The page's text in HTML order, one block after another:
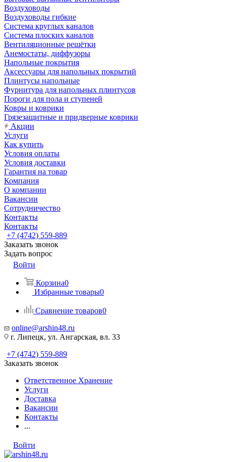
Воздуховоды
Воздуховоды гибкие
Система круглых каналов
Система плоских каналов
Вентиляционные решётки
Анемостаты, диффузоры
Напольные покрытия
Аксессуары для напольных покрытий
Плинтусы напольные
Фурнитура для напольных плинтусов
Пороги для пола и ступеней
Ковры и коврики
Грязезащитные и придверные коврики
Акции
Услуги
Как купить
Условия оплаты
Условия доставки
Гарантия на товар
Компания
О компании
Вакансии
Сотрудничество
Контакты
Контакты
+7 (4742) 559-889
Заказать звонок
Задать вопрос
Войти
Корзина0
Избранные товары0
Сравнение товаров0
online@arshin48.ru
г. Липецк, ул. Ангарская, вл. 33
+7 (4742) 559-889
Заказать звонок
Ответственное Хранение
Услуги
Доставка
Вакансии
Контакты
...
Войти